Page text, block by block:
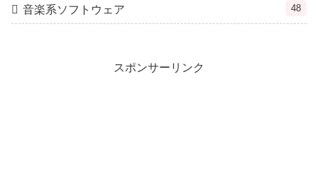
音楽系ソフトウェア 48
スポンサーリンク